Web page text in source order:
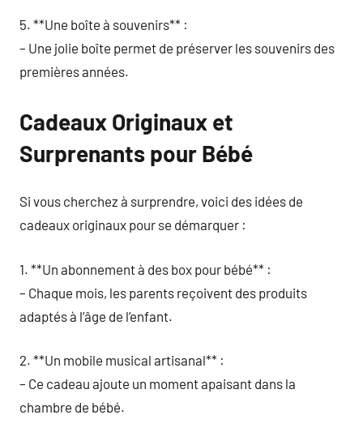
5. **Une boîte à souvenirs** :
– Une jolie boîte permet de préserver les souvenirs des
premières années.
Cadeaux Originaux et
Surprenants pour Bébé
Si vous cherchez à surprendre, voici des idées de
cadeaux originaux pour se démarquer :
1. **Un abonnement à des box pour bébé** :
– Chaque mois, les parents reçoivent des produits
adaptés à l’âge de l’enfant.
2. **Un mobile musical artisanal** :
– Ce cadeau ajoute un moment apaisant dans la
chambre de bébé.